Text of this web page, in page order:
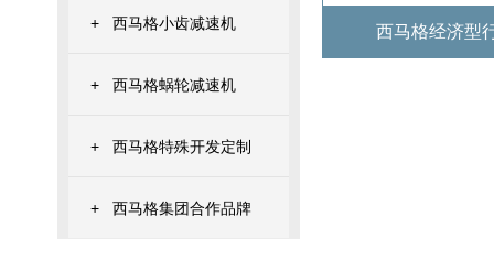
+ 西马格小齿减速机
+ 西马格蜗轮减速机
+ 西马格特殊开发定制
+ 西马格集团合作品牌
西马格经济型